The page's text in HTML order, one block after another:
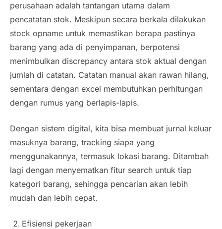
perusahaan adalah tantangan utama dalam
pencatatan stok. Meskipun secara berkala dilakukan
stock opname untuk memastikan berapa pastinya
barang yang ada di penyimpanan, berpotensi
menimbulkan discrepancy antara stok aktual dengan
jumlah di catatan. Catatan manual akan rawan hilang,
sementara dengan excel membutuhkan perhitungan
dengan rumus yang berlapis-lapis.
Dengan sistem digital, kita bisa membuat jurnal keluar
masuknya barang, tracking siapa yang
menggunakannya, termasuk lokasi barang. Ditambah
lagi dengan menyematkan fitur search untuk tiap
kategori barang, sehingga pencarian akan lebih
mudah dan lebih cepat.
Efisiensi pekerjaan